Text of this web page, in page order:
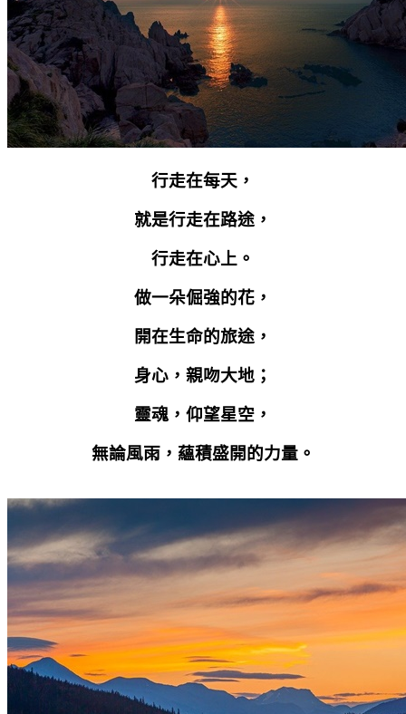
行走在每天，
就是行走在路途，
行走在心上。
做一朵倔強的花，
開在生命的旅途，
身心，親吻大地；
靈魂，仰望星空，
無論風雨，蘊積盛開的力量。